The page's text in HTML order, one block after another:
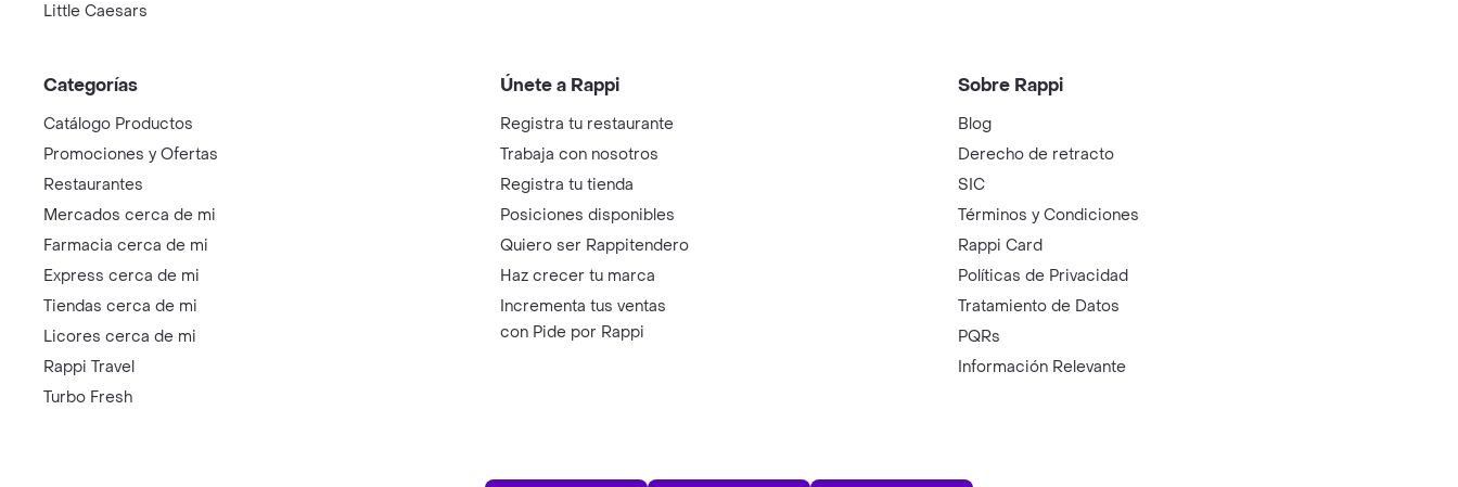
Little Caesars
Categorías
Catálogo Productos
Promociones y Ofertas
Restaurantes
Mercados cerca de mi
Farmacia cerca de mi
Express cerca de mi
Tiendas cerca de mi
Licores cerca de mi
Rappi Travel
Turbo Fresh
Únete a Rappi
Registra tu restaurante
Trabaja con nosotros
Registra tu tienda
Posiciones disponibles
Quiero ser Rappitendero
Haz crecer tu marca
Incrementa tus ventas
con Pide por Rappi
Sobre Rappi
Blog
Derecho de retracto
SIC
Términos y Condiciones
Rappi Card
Políticas de Privacidad
Tratamiento de Datos
PQRs
Información Relevante